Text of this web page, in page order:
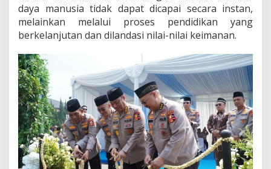
a
s
k
a
e
n
d
i
d
i
k
a
n
daya manusia tidak dapat dicapai secara instan,
melainkan melalui proses pendidikan yang
berkelanjutan dan dilandasi nilai-nilai keimanan.